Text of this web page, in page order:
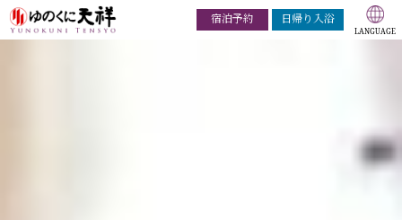
宿泊予約 日帰り入浴